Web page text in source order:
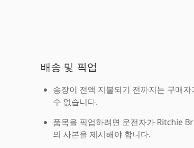
배송 및 픽업
송장이 전액 지불되기 전까지는 구매
수 없습니다.
품목을 픽업하려면 운전자가 Ritchie
의 사본을 제시해야 합니다.